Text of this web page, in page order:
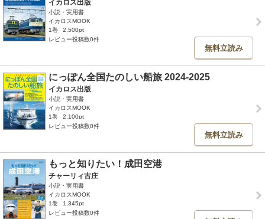
イカロス出版
小説・実用書
イカロスMOOK
1巻
2,500pt
レビュー投稿数0件
無料立読み
にっぽん全国たのしい船旅 2024-2025
イカロス出版
小説・実用書
イカロスMOOK
1巻
2,100pt
レビュー投稿数0件
無料立読み
もっと知りたい！成田空港
チャーリィ古庄
小説・実用書
イカロスMOOK
1巻
1,345pt
レビュー投稿数0件